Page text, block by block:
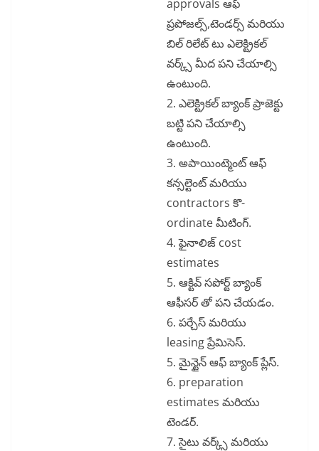
approvals ఆఫ్
ప్రపోజల్స్,టెండర్స్ మరియు
బిల్ రిలేట్ టు ఎలెక్ట్రికల్
వర్క్స్ మీద పని చేయాల్సి
ఉంటుంది.
2. ఎలెక్ట్రికల్ బ్యాంక్ ప్రాజెక్టు
బట్టి పని చేయాల్సి
ఉంటుంది.
3. అపాయింట్మెంట్ ఆఫ్
కన్సల్టెంట్ మరియు
contractors కొ-
ordinate మీటింగ్.
4. ఫైనాలిజ్ cost
estimates
5. ఆక్టివ్ సపోర్ట్ బ్యాంక్
ఆఫీసర్ తో పని చేయడం.
6. పర్చేస్ మరియు
leasing ప్రేమిసెస్.
5. మైన్టైన్ ఆఫ్ బ్యాంక్ ప్లేస్.
6. preparation
estimates మరియు
టెండర్.
7. సైటు వర్క్స్ మరియు